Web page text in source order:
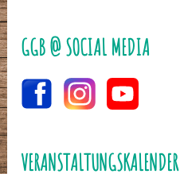
GGB @ SOCIAL MEDIA
VERANSTALTUNGSKALENDER